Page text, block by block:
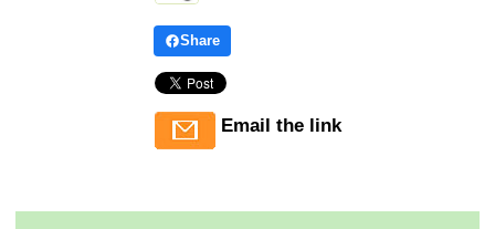
Share
Email the link